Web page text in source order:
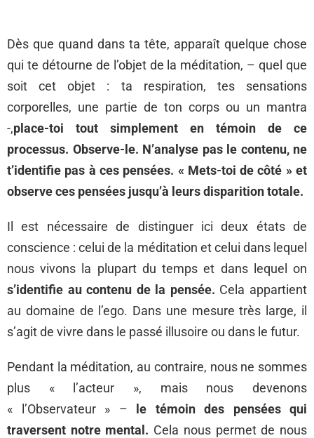
Dès que quand dans ta tête, apparaît quelque chose
qui te détourne de l’objet de la méditation, – quel que
soit cet objet : ta respiration, tes sensations
corporelles, une partie de ton corps ou un mantra
-,place-toi tout simplement en témoin de ce
processus. Observe-le. N’analyse pas le contenu, ne
t’identifie pas à ces pensées. « Mets-toi de côté » et
observe ces pensées jusqu’à leurs disparition totale.
Il est nécessaire de distinguer ici deux états de
conscience : celui de la méditation et celui dans lequel
nous vivons la plupart du temps et dans lequel on
s’identifie au contenu de la pensée. Cela appartient
au domaine de l’ego. Dans une mesure très large, il
s’agit de vivre dans le passé illusoire ou dans le futur.
Pendant la méditation, au contraire, nous ne sommes
plus « l’acteur », mais nous devenons
« l’Observateur » –
le témoin des pensées qui
traversent notre mental. Cela nous permet de nous